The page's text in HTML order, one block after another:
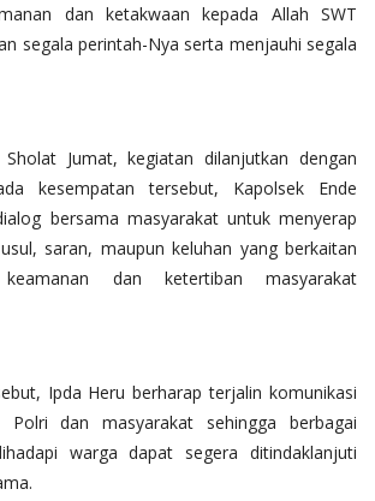
dan ketakwaan kepada Allah SWT
segala perintah-Nya serta menjauhi segala
Jumat, kegiatan dilanjutkan dengan
kesempatan tersebut, Kapolsek Ende
bersama masyarakat untuk menyerap
saran, maupun keluhan yang berkaitan
dan ketertiban masyarakat
Ipda Heru berharap terjalin komunikasi
dan masyarakat sehingga berbagai
warga dapat segera ditindaklanjuti